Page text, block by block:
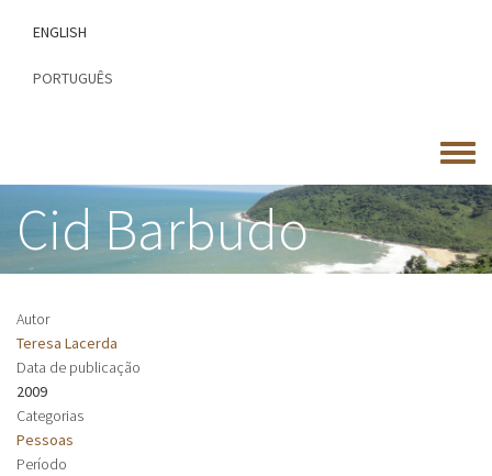
conteúdo
ENGLISH
PORTUGUÊS
Toggle
menu
Cid Barbudo
Autor
Teresa Lacerda
Data de publicação
2009
Categorias
Pessoas
Período